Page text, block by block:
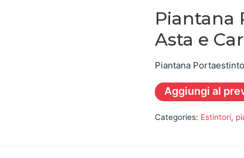
Piantana
Asta e
Piantana
Aggiungi al
Categories: Estintori,